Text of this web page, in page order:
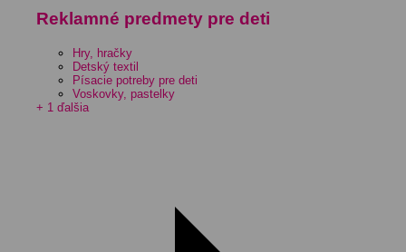
Reklamné predmety pre deti
Hry, hračky
Detský textil
Písacie potreby pre deti
Voskovky, pastelky
+ 1 ďalšia